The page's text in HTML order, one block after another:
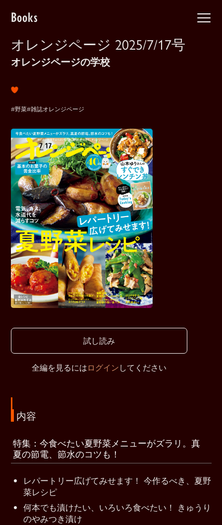
Books
オレンジページ 2025/7/17号
オレンジページの学校
#野菜#雑誌オレンジページ
試し読み
全編を見るにはログインしてください
内容
特集：今食べたい夏野菜メニューがズラリ。真
夏の節電、節水のコツも！
レパートリー広げてみせます！ 今作るべき、夏野
菜レシピ
何本でも漬けたい、いろいろ食べたい！ きゅうり
のやみつき漬け